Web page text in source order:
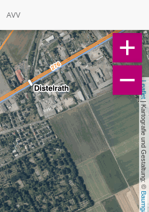
AVV
Leaflet
| Kartografie und Gestaltung: ©